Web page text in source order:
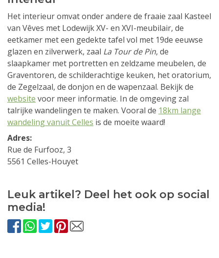
Het interieur omvat onder andere de fraaie zaal Kasteel
van Vêves met Lodewijk XV- en XVI-meubilair, de
eetkamer met een gedekte tafel vol met 19de eeuwse
glazen en zilverwerk, zaal La Tour de Pin, de
slaapkamer met portretten en zeldzame meubelen, de
Graventoren, de schilderachtige keuken, het oratorium,
de Zegelzaal, de donjon en de wapenzaal. Bekijk de
website voor meer informatie. In de omgeving zal
talrijke wandelingen te maken. Vooral de 18km lange
wandeling vanuit Celles is de moeite waard!
Adres:
Rue de Furfooz, 3
5561 Celles-Houyet
Leuk artikel? Deel het ook op social
media!